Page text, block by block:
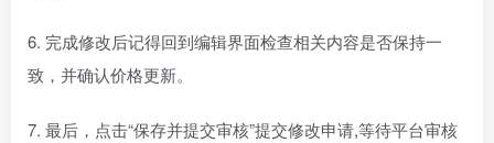
6. 完成修改后记得回到编辑界面检查相关内容是否保持一
致，并确认价格更新。
7. 最后，点击“保存并提交审核”提交修改申请,等待平台审核